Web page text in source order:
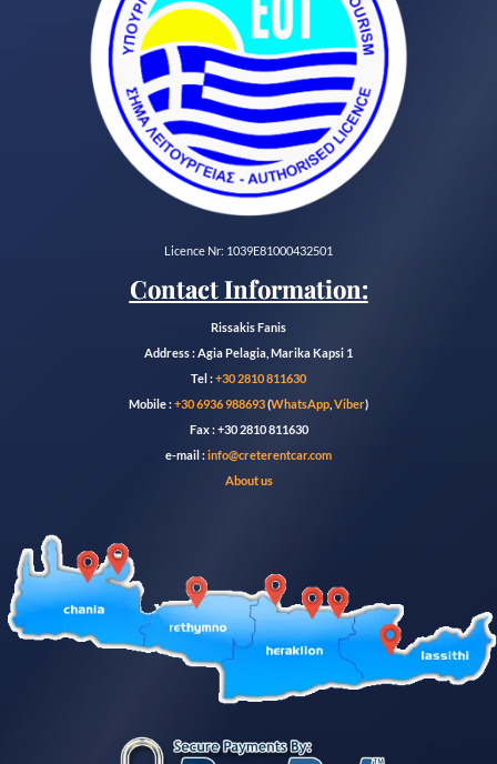
Licence Nr: 1039E81000432501
Contact Information:
Rissakis Fanis
Address : Agia Pelagia, Marika Kapsi 1
Tel :+30 2810 811630
Mobile :+30 6936 988693(WhatsApp Viber)
Fax : +30 2810 811630
e-mail :info@creterentcar.com
About us